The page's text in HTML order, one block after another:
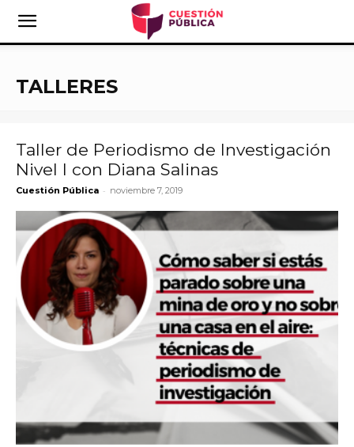
TALLERES
Taller de Periodismo de Investigación
Nivel I con Diana Salinas
Cuestión Pública - noviembre 7, 2019